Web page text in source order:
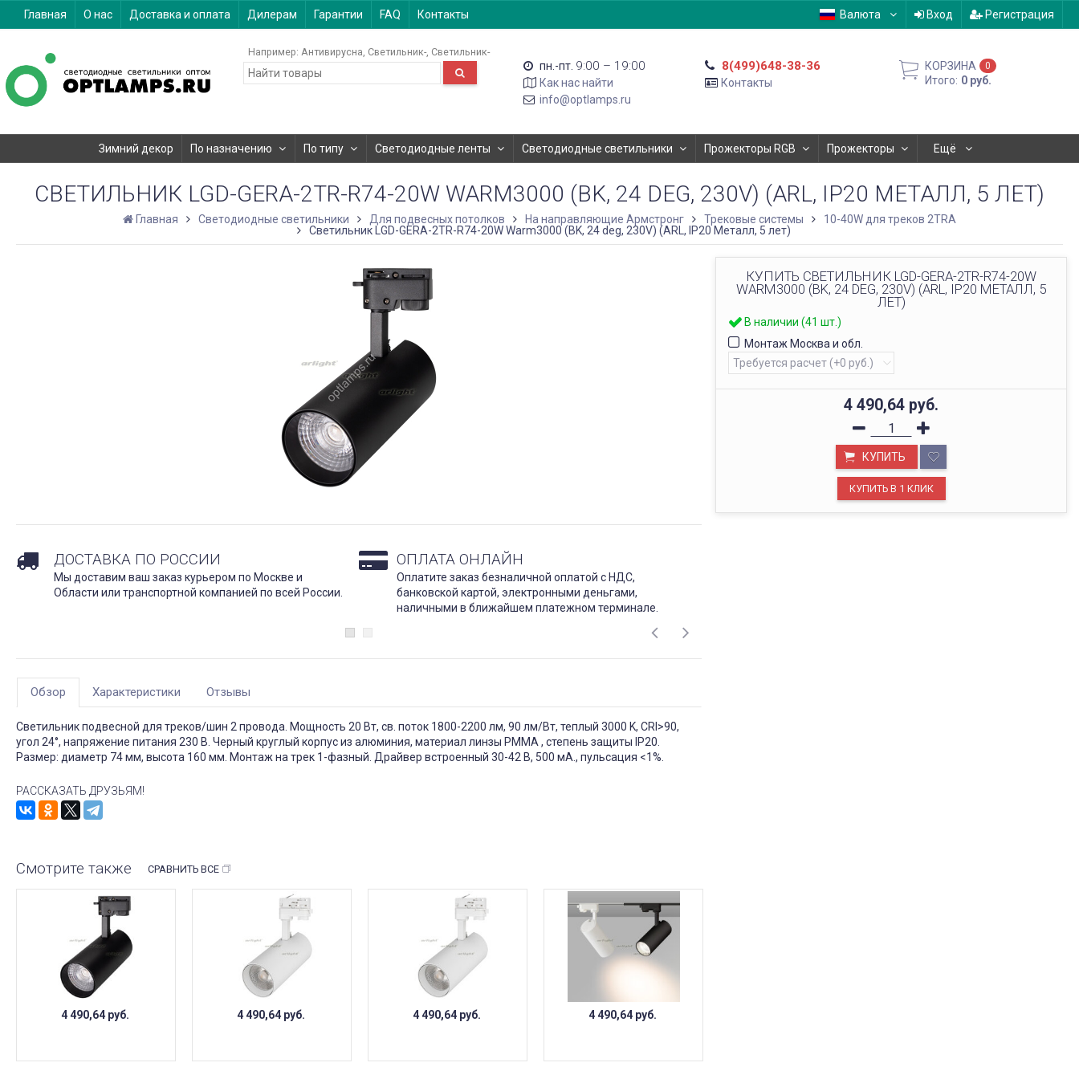
Главная О нас Доставка и оплата Дилерам Гарантии FAQ Контакты Валюта Вход Регистрация
Например: Антивирусна Светильник- Светильник-
пн.-пт. 9:00 – 19:00
Как нас найти
info@optlamps.ru
8(499)648-38-36
Контакты
КОРЗИНА 0
Итого: 0 руб.
Зимний декор По назначению По типу Светодиодные ленты Светодиодные светильники Прожекторы RGB Прожекторы Ещё
СВЕТИЛЬНИК LGD-GERA-2TR-R74-20W WARM3000 (BK, 24 DEG, 230V) (ARL, IP20 МЕТАЛЛ, 5 ЛЕТ)
Главная Светодиодные светильники Для подвесных потолков На направляющие Армстронг Трековые системы
10-40W для треков 2TRA
Светильник LGD-GERA-2TR-R74-20W Warm3000 (BK, 24 deg, 230V) (ARL, IP20 Металл, 5 лет)
КУПИТЬ СВЕТИЛЬНИК LGD-GERA-2TR-R74-20W
WARM3000 (BK, 24 DEG, 230V) (ARL, IP20 МЕТАЛЛ, 5
ЛЕТ)
В наличии (41 шт.)
Монтаж Москва и обл.
4 490,64 руб.
КУПИТЬ
ДОСТАВКА ПО РОССИИ
Мы доставим ваш заказ курьером по Москве и
Области или транспортной компанией по всей России.
ОПЛАТА ОНЛАЙН
Оплатите заказ безналичной оплатой с НДС,
банковской картой, электронными деньгами,
наличными в ближайшем платежном терминале.
Обзор Характеристики Отзывы
Светильник подвесной для треков/шин 2 провода. Мощность 20 Вт, св. поток 1800-2200 лм, 90 лм/Вт, теплый 3000 K, CRI>90,
угол 24°, напряжение питания 230 В. Черный круглый корпус из алюминия, материал линзы PMMA , степень защиты IP20.
Размер: диаметр 74 мм, высота 160 мм. Монтаж на трек 1-фазный. Драйвер встроенный 30-42 В, 500 мА., пульсация <1%.
РАССКАЗАТЬ ДРУЗЬЯМ!
Смотрите также СРАВНИТЬ ВСЕ
4 490,64 руб. 4 490,64 руб. 4 490,64 руб. 4 490,64 руб.